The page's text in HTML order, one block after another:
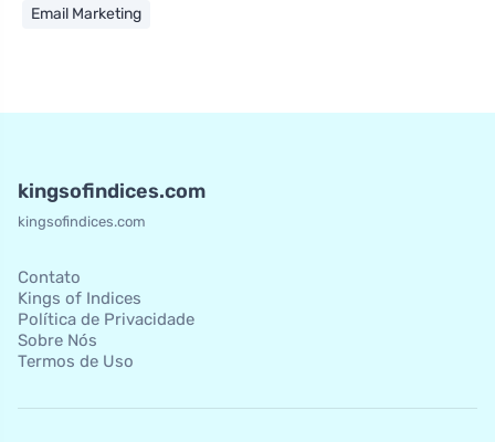
Email Marketing
kingsofindices.com
kingsofindices.com
Contato
Kings of Indices
Política de Privacidade
Sobre Nós
Termos de Uso